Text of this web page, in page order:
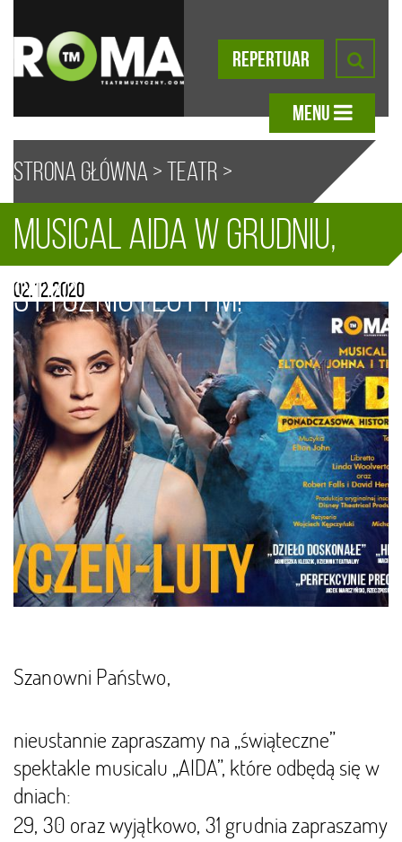
REPERTUAR
MENU
Strona główna >Teatr >
Aktualności > Musical Aida w
grudniu, styczniu i lutym!
Musical Aida w grudniu,
styczniu i lutym!
02.12.2020
Szanowni Państwo,
nieustannie zapraszamy na „świąteczne”
spektakle musicalu „AIDA”, które odbędą się w
dniach:
29, 30 oraz wyjątkowo, 31 grudnia zapraszamy